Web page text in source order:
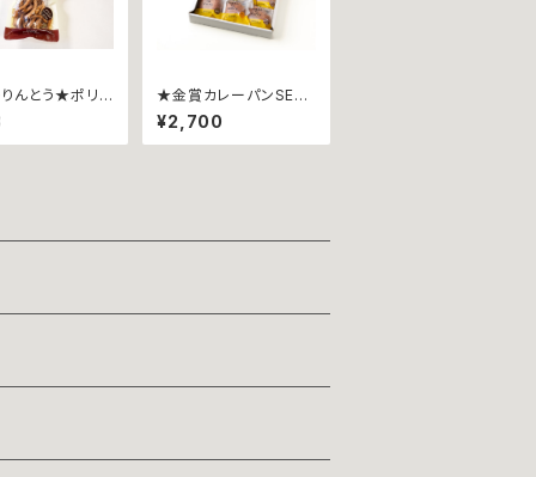
んとう★ポリ
もんじゃ焼き
入∼
★金賞カレーパンSET
★カリットカリー ~６
個詰合せ~ 【じゃこ天
ｘ２個、瀬戸内レモン香
¥2,700